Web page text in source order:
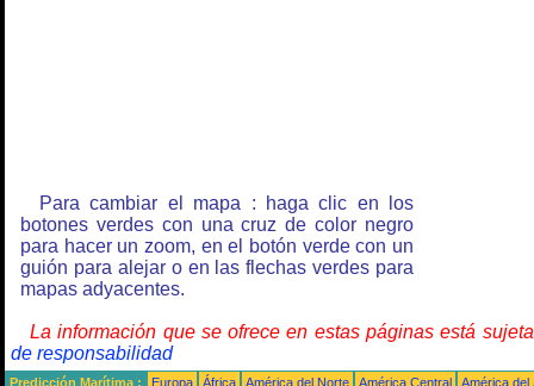
Para cambiar el mapa : haga clic en los
botones verdes con una cruz de color negro
para hacer un zoom, en el botón verde con un
guión para alejar o en las flechas verdes para
mapas adyacentes.
La información que se ofrece en estas páginas está
de responsabilidad
Predicción Marítima : Europa África América del Norte América Central
América del